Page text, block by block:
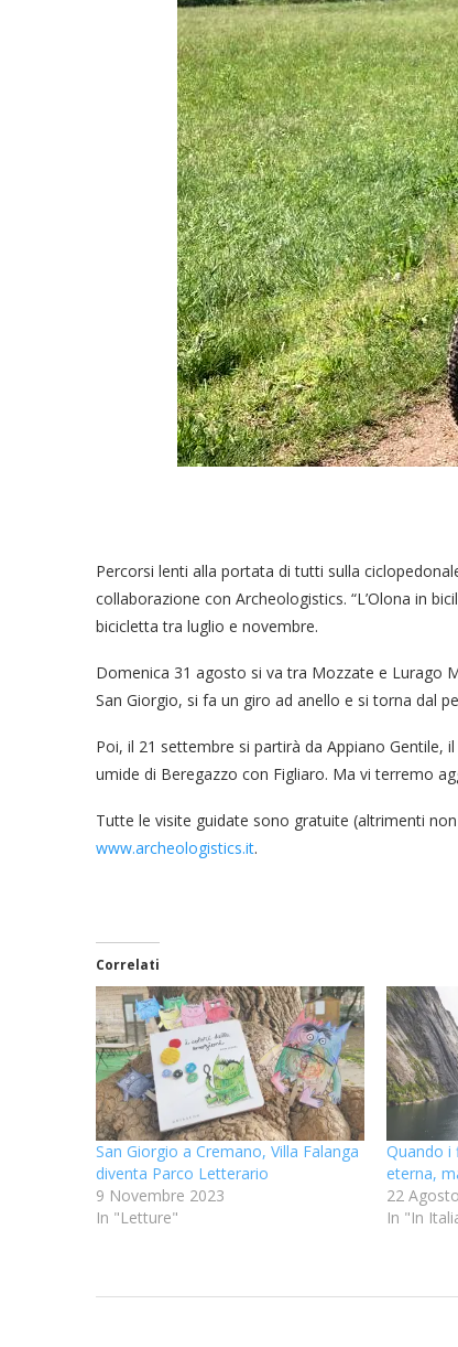
Percorsi lenti alla portata di tutti sulla
collaborazione con Archeologistics. “L’Olona in
bicicletta tra luglio e novembre.
Domenica 31 agosto si va tra Mozzate e Lurago
San Giorgio, si fa un giro ad anello e si torna dal
Poi, il 21 settembre si partirà da Appiano Gentile,
umide di Beregazzo con Figliaro. Ma vi terremo
Tutte le visite guidate sono gratuite (altrimenti
www.archeologistics.it.
Correlati
San Giorgio a Cremano, Villa Falanga
diventa Parco Letterario
9 Novembre 2023
In "Letture"
Quando i
eterna,
22
In "In